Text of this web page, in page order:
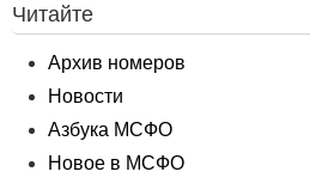
Читайте
Архив номеров
Новости
Азбука МСФО
Новое в МСФО